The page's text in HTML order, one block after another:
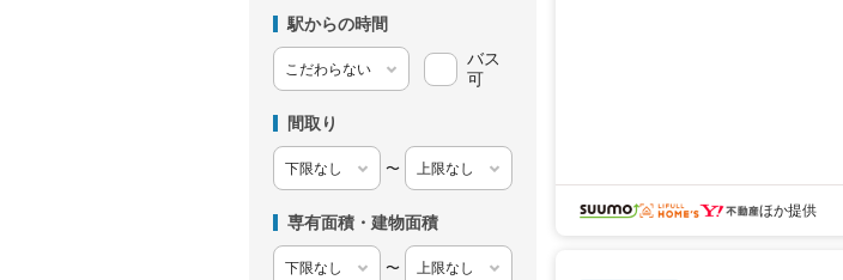
駅からの時間
バス
可
間取り
〜
専有面積・建物面積
〜
ほか提供